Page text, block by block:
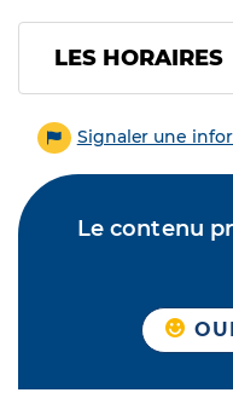
LES HORAIRES
Signaler une
Le contenu
OUI